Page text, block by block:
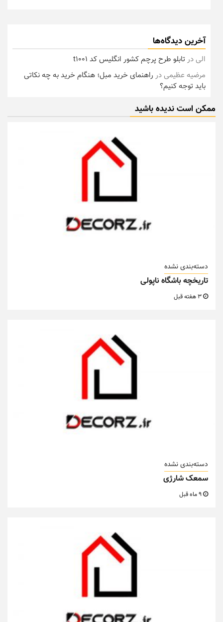
آخرین دیدگاه‌ها
الیدرتابلو طرح پرچم کشور انگلیس کد t1001
مرضیه عظیمیدر راهنمای خرید مبل؛ هنگام خرید به چه نکاتی
باید توجه کنیم؟
ممکن است ندیده باشید
دسته‌بندی نشده
تاریخچه باشگاه ناپولی
دسته‌بندی نشده
سمعک شارژی